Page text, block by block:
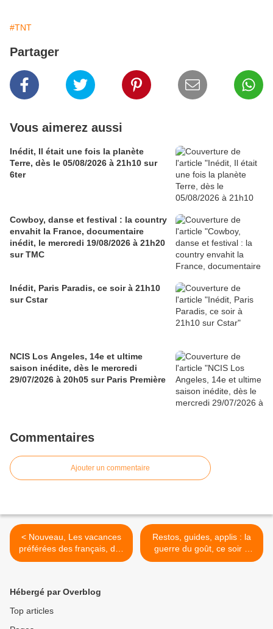
#TNT
Partager
Vous aimerez aussi
Inédit, Il était une fois la planète
Terre, dès le 05/08/2026 à 21h10 sur
6ter
Cowboy, danse et festival : la country
envahit la France, documentaire
inédit, le mercredi 19/08/2026 à 21h20
sur TMC
Inédit, Paris Paradis, ce soir à 21h10
sur Cstar
NCIS Los Angeles, 14e et ultime
saison inédite, dès le mercredi
29/07/2026 à 20h05 sur Paris Première
Commentaires
Ajouter un commentaire
< Nouveau, Les vacances
préférées des français, dès
le jeudi 07/03/19 à 21h00
Restos, guides, applis : la
guerre du goût, ce soir à
23h00 sur France 2 dans
Hébergé par Overblog
Top articles